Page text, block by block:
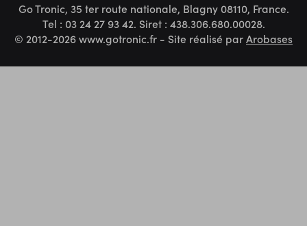
Go Tronic, 35 ter route nationale, Blagny 08110, France.
Tel : 03 24 27 93 42. Siret : 438.306.680.00028.
© 2012-2026 www.gotronic.fr - Site réalisé parArobases